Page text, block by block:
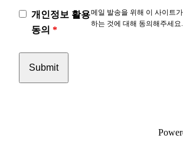
개인정보 활용
동의*
메일 발송을 위해 이 사이트
하는 것에 대해 동의해주세요.